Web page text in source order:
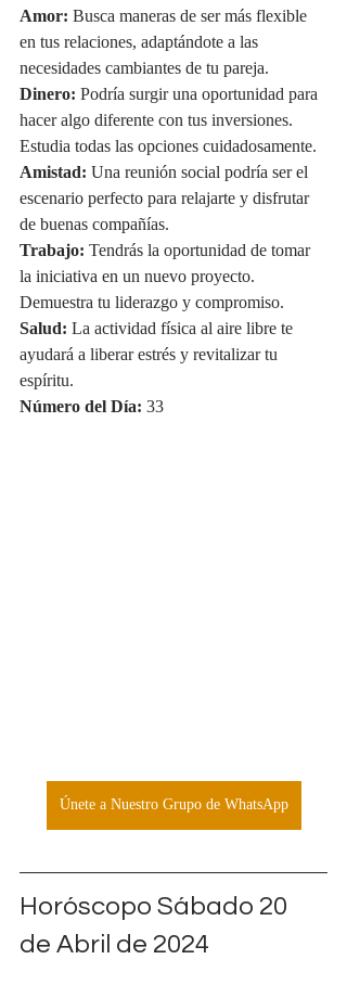
Amor: Busca maneras de ser más flexible
en tus relaciones, adaptándote a las
necesidades cambiantes de tu pareja.
Dinero: Podría surgir una oportunidad para
hacer algo diferente con tus inversiones.
Estudia todas las opciones cuidadosamente.
Amistad: Una reunión social podría ser el
escenario perfecto para relajarte y disfrutar
de buenas compañías.
Trabajo: Tendrás la oportunidad de tomar
la iniciativa en un nuevo proyecto.
Demuestra tu liderazgo y compromiso.
Salud: La actividad física al aire libre te
ayudará a liberar estrés y revitalizar tu
espíritu.
Número del Día: 33
Únete a Nuestro Grupo de WhatsApp
Horóscopo Sábado 20
de Abril de 2024